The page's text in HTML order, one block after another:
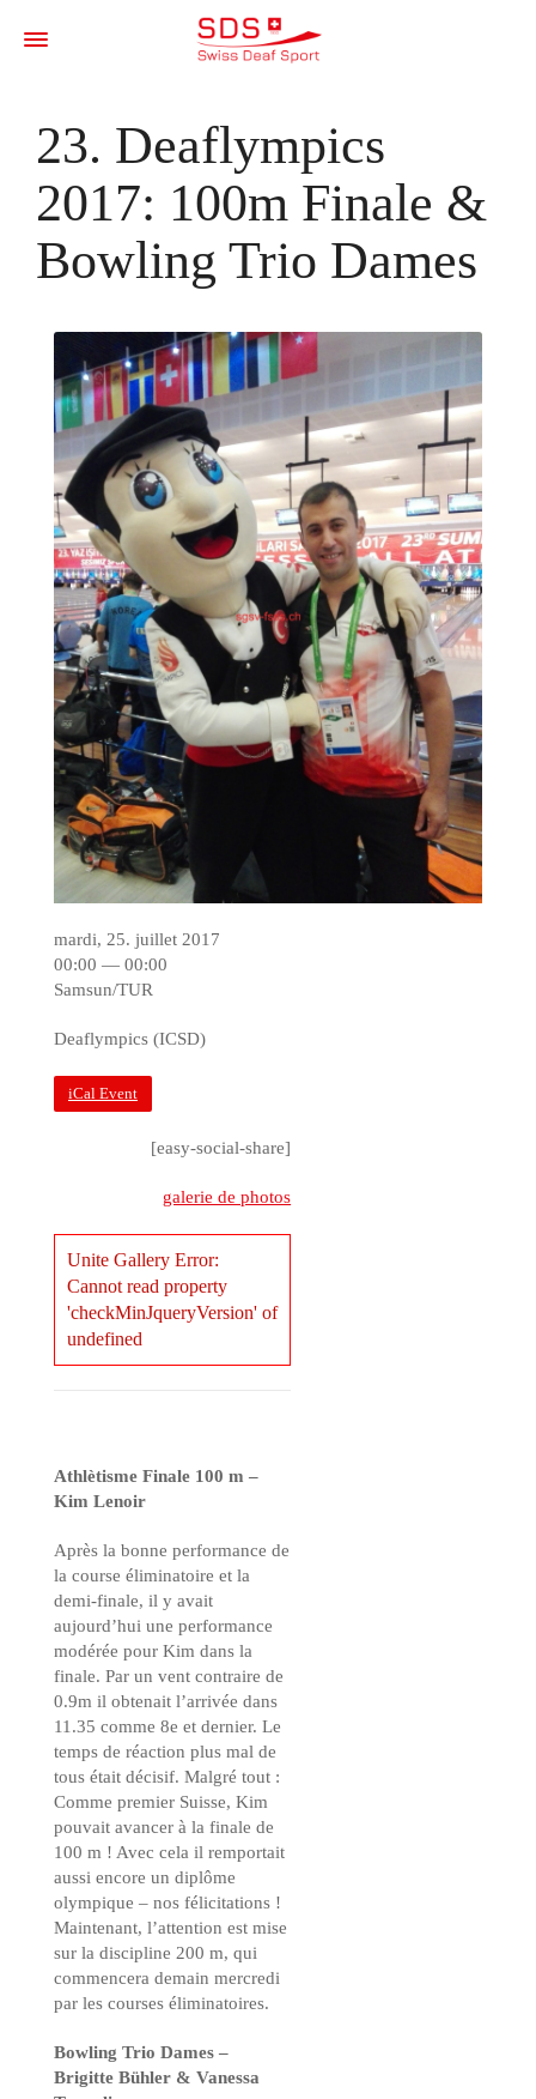
23. Deaflympics
2017: 100m Finale &
Bowling Trio Dames
[easy-social-share]
galerie de photos
Unite Gallery Error:
Cannot read property
'checkMinJqueryVersion' of
undefined
Athlètisme Finale 100 m –
Kim Lenoir
Après la bonne performance de
la course éliminatoire et la
demi-finale, il y avait
aujourd’hui une performance
modérée pour Kim dans la
finale. Par un vent contraire de
0.9m il obtenait l’arrivée dans
11.35 comme 8e et dernier. Le
temps de réaction plus mal de
tous était décisif. Malgré tout :
Comme premier Suisse, Kim
pouvait avancer à la finale de
100 m ! Avec cela il remportait
aussi encore un diplôme
olympique – nos félicitations !
Maintenant, l’attention est mise
sur la discipline 200 m, qui
commencera demain mercredi
par les courses éliminatoires.
Bowling Trio Dames –
Brigitte Bühler & Vanessa
mardi, 25. juillet 2017
00:00 — 00:00
Samsun/TUR
Deaflympics (ICSD)
iCal Event